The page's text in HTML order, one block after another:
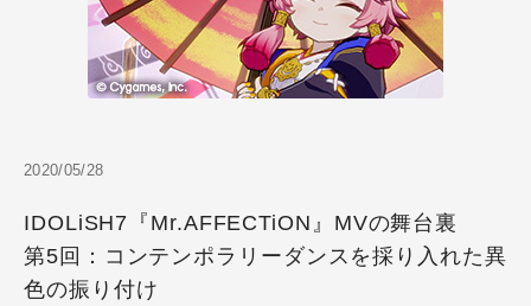
2020/05/28
IDOLiSH7『Mr.AFFECTiON』MVの舞台裏
第5回：コンテンポラリーダンスを採り入れた異
色の振り付け